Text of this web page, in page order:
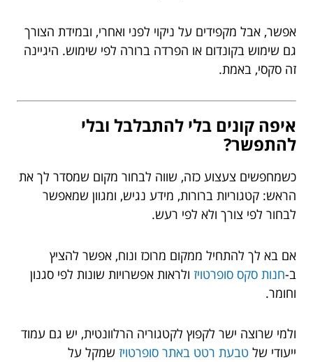
אפשר, אבל מקפידים על ניקוי לפני ואחרי, ובמידת הצורך
גם שימוש בקונדום או הפרדה ברורה לפי שימוש. היגיינה
זה סקסי, באמת.
איפה קונים בלי להתבלבל ובלי
להתפשר?
כשמחפשים צעצוע כזה, שווה לבחור מקום שמסדר לך את
הראש: קטגוריות ברורות, מידע נגיש, ומגוון שמאפשר
לבחור לפי צורך ולא לפי רעש.
אם בא לך להתחיל ממקום מרוכז ונוח, אפשר להציץ
ב-חנות סקס סופרטויז ולראות אפשרויות שונות לפי סגנון
וחומר.
ולמי שרוצה ישר לקפוץ לקטגוריה הרלוונטית, יש גם עמוד
ייעודי של טבעת רטט באתר סופרטויז שמקל על